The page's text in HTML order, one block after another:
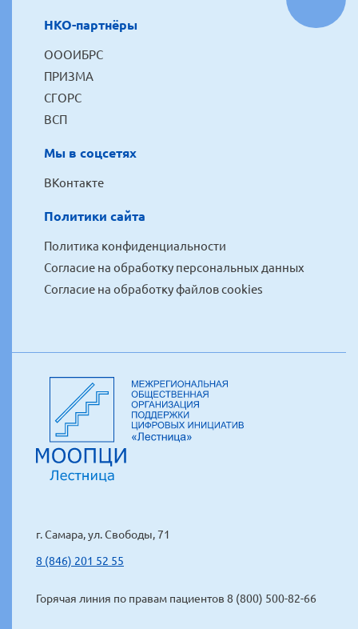
НКО-партнёры
ОООИБРС
ПРИЗМА
СГОРС
ВСП
Мы в соцсетях
ВКонтакте
Политики сайта
Политика конфиденциальности
Согласие на обработку персональных данных
Согласие на обработку файлов cookies
г. Самара, ул. Свободы, 71
8 (846) 201 52 55
Горячая линия по правам пациентов 8 (800) 500-82-66